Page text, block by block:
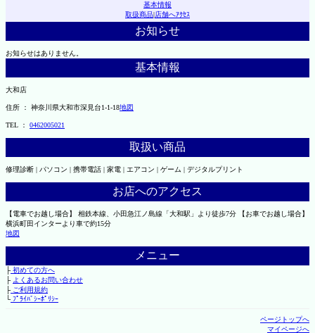
基本情報
取扱商品|店舗へｱｸｾｽ
お知らせ
お知らせはありません。
基本情報
大和店
住所 ： 神奈川県大和市深見台1-1-18地図
TEL ： 0462005021
取扱い商品
修理診断 | パソコン | 携帯電話 | 家電 | エアコン | ゲーム | デジタルプリント
お店へのアクセス
【電車でお越し場合】 相鉄本線、小田急江ノ島線「大和駅」より徒歩7分 【お車でお越し場合】
横浜町田インターより車で約15分
地図
メニュー
├初めての方へ
├ よくあるお問い合わせ
├ご利用規約
└ﾌﾟﾗｲﾊﾞｼｰﾎﾟﾘｼｰ
ページトップへ
マイページへ